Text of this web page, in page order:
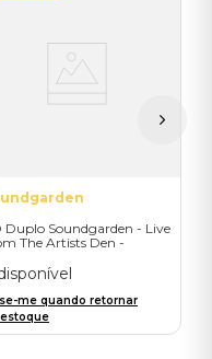
Duplo Soundgarden - Live
The Artists Den -
me quando retornar